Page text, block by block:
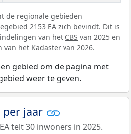
de regionale gebieden
2153 EA zich bevindt. Dit is
van het CBS van 2025 en
het Kadaster van 2026.
gebied om de pagina met
weer te geven.
per jaar
telt 30 inwoners in 2025.